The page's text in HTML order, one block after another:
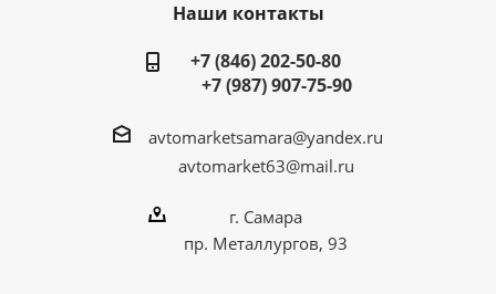
Наши контакты
+7 (846) 202-50-80
+7 (987) 907-75-90
avtomarketsamara@yandex.ru
avtomarket63@mail.ru
г. Самара
пр. Металлургов, 93